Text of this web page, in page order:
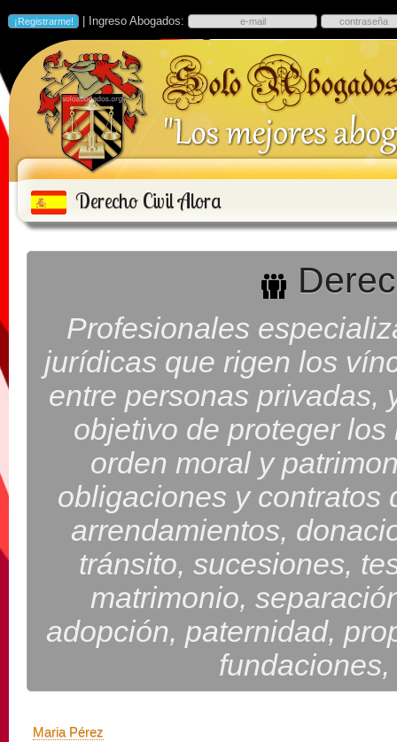
| Ingreso Abogados:
Derecho Civil Alora
Profesionales
jurídicas que rigen los
entre personas privadas,
objetivo de proteger
orden moral y
obligaciones y contratos
arrendamientos,
tránsito, sucesiones,
matrimonio,
adopción, paternidad,
Maria Pérez